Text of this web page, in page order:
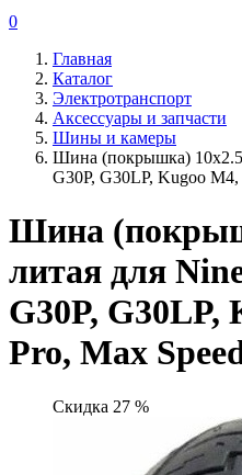
0
Главная
Каталог
Электротранспорт
Аксессуары и запчасти
Шины и камеры
Шина (покрышка) 10x2.5
G30P, G30LP, Kugoo
Шина
литая для
G30P, G30LP,
Pro, Max
Скидка 27 %